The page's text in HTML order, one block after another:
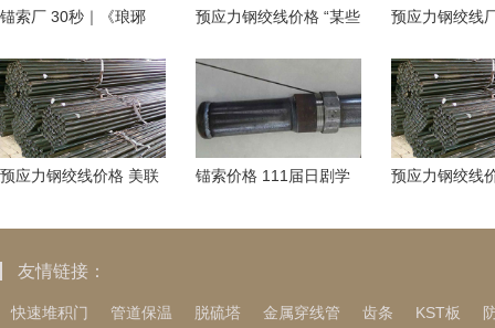
锚索厂 30秒｜《琅琊
预应力钢绞线价格 “某些
预应力钢绞线
预应力钢绞线价格 美联
锚索价格 111届日剧学
预应力钢绞线
友情链接：
快速堆积门 管道保温 脱硫塔 金属穿线管 齿条 KST板